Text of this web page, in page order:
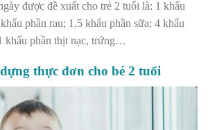
được đề xuất cho trẻ 2 tuổi là: 1 khẩu
phần rau; 1,5 khẩu phần sữa; 4 khẩu
khẩu phần thịt nạc, trứng…
thực đơn cho bé 2 tuổi